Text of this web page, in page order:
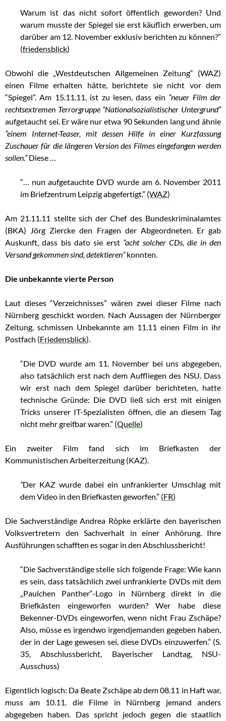
Warum ist das nicht sofort öffentlich geworden? Und
warum musste der Spiegel sie erst käuflich erwerben, um
darüber am 12. November exklusiv berichten zu können?”
(friedensblick)
Obwohl die „Westdeutschen Allgemeinen Zeitung“ (WAZ)
einen Filme erhalten hätte, berichtete sie nicht vor dem
“Spiegel”. Am 15.11.11. ist zu lesen, dass ein “neuer Film der
rechtsextremen Terrorgruppe “Nationalsozialistischer Untergrund”
aufgetaucht sei. Er wäre nur etwa 90 Sekunden lang und ähnle
“einem Internet-Teaser, mit dessen Hilfe in einer Kurzfassung
Zuschauer für die längeren Version des Filmes eingefangen werden
sollen.”Diese …
“… nun aufgetauchte DVD wurde am 6. November 2011
im Briefzentrum Leipzig abgefertigt.” (WAZ)
Am 21.11.11 stellte sich der Chef des Bundeskriminalamtes
(BKA) Jörg Ziercke den Fragen der Abgeordneten. Er gab
Auskunft, dass bis dato sie erst “acht solcher CDs, die in den
Versand gekommen sind, detektieren”konnten.
Die unbekannte vierte Person
Laut dieses “Verzeichnisses” wären zwei dieser Filme nach
Nürnberg geschickt worden. Nach Aussagen der Nürnberger
Zeitung, schmissen Unbekannte am 11.11 einen Film in ihr
Postfach (Friedensblick).
“Die DVD wurde am 11. November bei uns abgegeben,
also tatsächlich erst nach dem Auffliegen des NSU. Dass
wir erst nach dem Spiegel darüber berichteten, hatte
technische Gründe: Die DVD ließ sich erst mit einigen
Tricks unserer IT-Spezialisten öffnen, die an diesem Tag
nicht mehr greifbar waren.” (Quelle)
Ein zweiter Film fand sich im Briefkasten der
Kommunistischen Arbeiterzeitung (KAZ).
“Der KAZ wurde dabei ein unfrankierter Umschlag mit
dem Video in den Briefkasten geworfen.” (FR)
Die Sachverständige Andrea Röpke erklärte den bayerischen
Volksvertretern den Sachverhalt in einer Anhörung. Ihre
Ausführungen schafften es sogar in den Abschlussbericht!
“Die Sachverständige stelle sich folgende Frage: Wie kann
es sein, dass tatsächlich zwei unfrankierte DVDs mit dem
„Paulchen Panther“-Logo in Nürnberg direkt in die
Briefkästen eingeworfen wurden? Wer habe diese
Bekenner-DVDs eingeworfen, wenn nicht Frau Zschäpe?
Also, müsse es irgendwo irgendjemanden gegeben haben,
der in der Lage gewesen sei, diese DVDs einzuwerfen.” (S.
35, Abschlussbericht, Bayerischer Landtag, NSU-
Ausschuss)
Eigentlich logisch: Da Beate Zschäpe ab dem 08.11 in Haft war,
muss am 10.11. die Filme in Nürnberg jemand anders
abgegeben haben. Das spricht jedoch gegen die staatlich